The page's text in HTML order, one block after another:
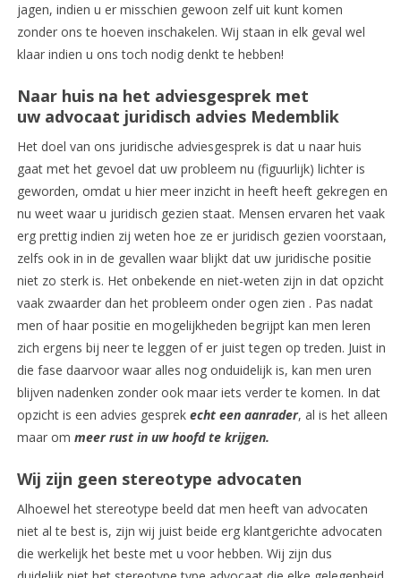
jagen, indien u er misschien gewoon zelf uit kunt komen
zonder ons te hoeven inschakelen. Wij staan in elk geval wel
klaar indien u ons toch nodig denkt te hebben!
Naar huis na het adviesgesprek met
uw advocaat juridisch advies Medemblik
Het doel van ons juridische adviesgesprek is dat u naar huis
gaat met het gevoel dat uw probleem nu (figuurlijk) lichter is
geworden, omdat u hier meer inzicht in heeft heeft gekregen en
nu weet waar u juridisch gezien staat. Mensen ervaren het vaak
erg prettig indien zij weten hoe ze er juridisch gezien voorstaan,
zelfs ook in in de gevallen waar blijkt dat uw juridische positie
niet zo sterk is. Het onbekende en niet-weten zijn in dat opzicht
vaak zwaarder dan het probleem onder ogen zien . Pas nadat
men of haar positie en mogelijkheden begrijpt kan men leren
zich ergens bij neer te leggen of er juist tegen op treden. Juist in
die fase daarvoor waar alles nog onduidelijk is, kan men uren
blijven nadenken zonder ook maar iets verder te komen. In dat
opzicht is een advies gesprek echt een aanrader, al is het alleen
maar om meer rust in uw hoofd te krijgen.
Wij zijn geen stereotype advocaten
Alhoewel het stereotype beeld dat men heeft van advocaten
niet al te best is, zijn wij juist beide erg klantgerichte advocaten
die werkelijk het beste met u voor hebben. Wij zijn dus